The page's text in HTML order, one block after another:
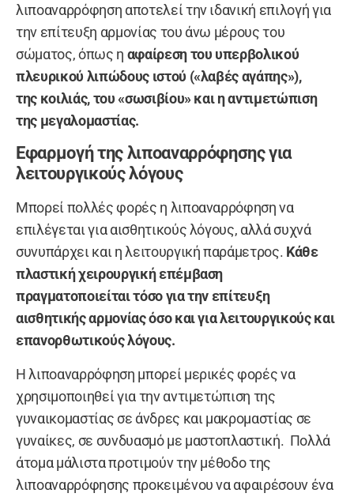
λιποαναρρόφηση αποτελεί την ιδανική επιλογή για
την επίτευξη αρμονίας του άνω μέρους του
σώματος, όπως η αφαίρεση του υπερβολικού
πλευρικού λιπώδους ιστού («λαβές αγάπης»),
της κοιλιάς, του «σωσιβίου» και ηαντιμετώπιση
της μεγαλομαστίας.
Εφαρμογή της λιποαναρρόφησης για
λειτουργικούς λόγους
Μπορεί πολλές φορές η λιποαναρρόφηση να
επιλέγεται για αισθητικούς λόγους, αλλά συχνά
συνυπάρχει και η λειτουργική παράμετρος. Κάθε
πλαστική χειρουργική επέμβαση
πραγματοποιείται τόσο για την επίτευξη
αισθητικής αρμονίας όσο και για λειτουργικούς και
επανορθωτικούς λόγους.
Η λιποαναρρόφηση μπορεί μερικές φορές να
χρησιμοποιηθεί για την αντιμετώπιση της
γυναικομαστίας σε άνδρες και μακρομαστίας σε
γυναίκες, σε συνδυασμό με μαστοπλαστική. Πολλά
άτομα μάλιστα προτιμούν την μέθοδο της
λιποαναρρόφησης προκειμένου να αφαιρέσουν ένα